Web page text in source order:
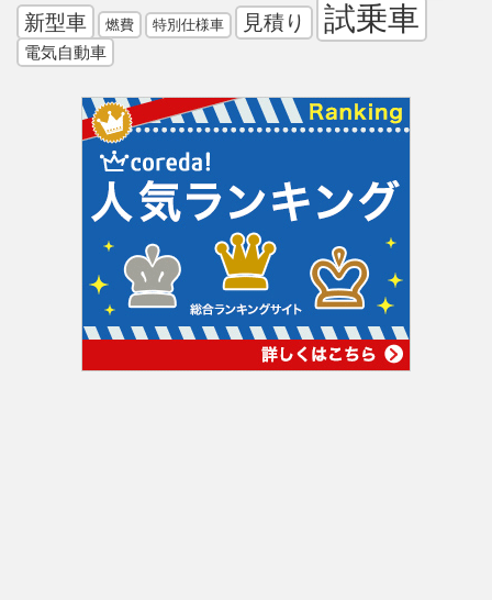
新型車 燃費 特別仕様車 見積り 試乗車
電気自動車